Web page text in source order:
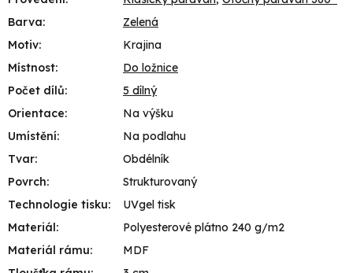
Barva:
Zelená
Motiv:
Krajina
Místnost:
Do ložnice
Počet dílů:
5 dílný
Orientace:
Na výšku
Umístění:
Na podlahu
Tvar:
Obdélník
Povrch:
Strukturovaný
Technologie tisku:
UVgel tisk
Materiál :
Polyesterové plátno 240 g/m2
Materiál rámu:
MDF